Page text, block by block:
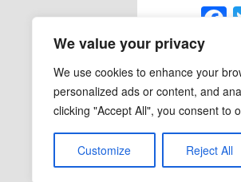
We value your privacy
We use cookies to enhance your
personalized ads or content, and
clicking "Accept All", you consent to
Customize Reject All
Cosanti,
Polen